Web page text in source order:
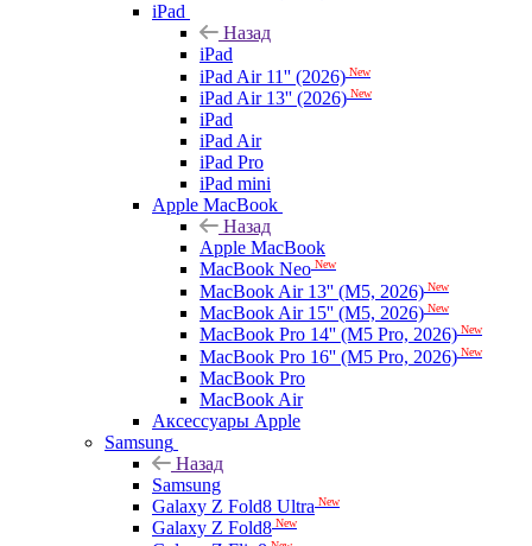
iPad
Назад
iPad
iPad Air 11'' (2026) New
iPad Air 13'' (2026) New
iPad
iPad Air
iPad Pro
iPad mini
Apple MacBook
Назад
Apple MacBook
MacBook Neo New
MacBook Air 13'' (M5, 2026) New
MacBook Air 15'' (M5, 2026) New
MacBook Pro 14'' (M5 Pro, 2026) New
MacBook Pro 16'' (M5 Pro, 2026) New
MacBook Pro
MacBook Air
Аксессуары Apple
Samsung
Назад
Samsung
Galaxy Z Fold8 Ultra New
Galaxy Z Fold8 New